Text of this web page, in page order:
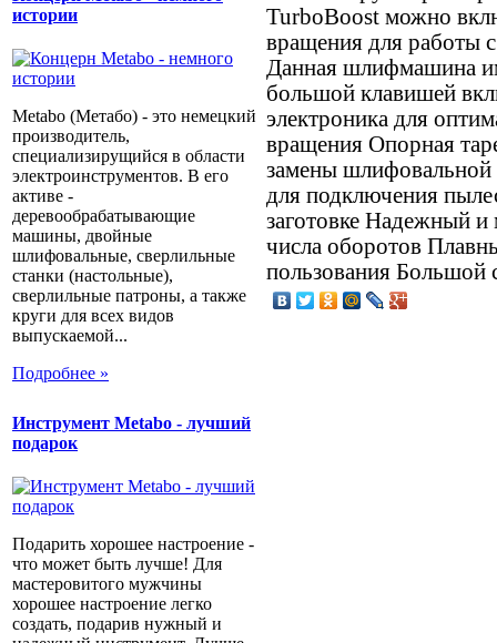
истории
Metabo (Метабо) - это немецкий
производитель,
специализирущийся в области
электроинструментов. В его
активе -
деревообрабатывающие
машины, двойные
шлифовальные, сверлильные
станки (настольные),
сверлильные патроны, а также
круги для всех видов
выпускаемой...
Подробнее »
Инструмент Metabo - лучший
подарок
Подарить хорошее настроение -
что может быть лучше! Для
мастеровитого мужчины
хорошее настроение легко
создать, подарив нужный и
TurboBoost можно
вращения для работы
Данная шлифмашина
большой клавишей
электроника для
вращения Опорная
замены
для подключения
заготовке Надежный
числа оборотов
пользования Большой